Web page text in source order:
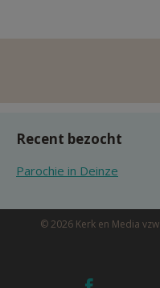
Recent bezocht
Parochie in Deinze
© 2026 Kerk en Media vzw